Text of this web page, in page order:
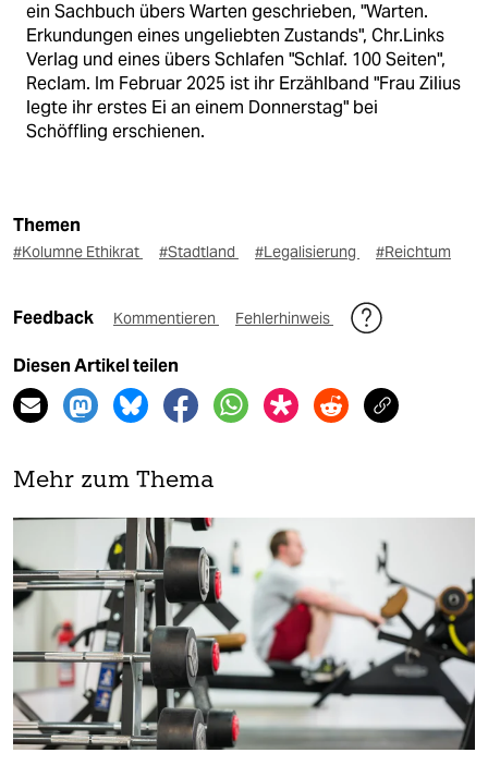
ein Sachbuch übers Warten geschrieben, "Warten.
Erkundungen eines ungeliebten Zustands", Chr.Links
Verlag und eines übers Schlafen "Schlaf. 100 Seiten",
Reclam. Im Februar 2025 ist ihr Erzählband "Frau Zilius
legte ihr erstes Ei an einem Donnerstag" bei
Schöffling erschienen.
Themen
#Kolumne Ethikrat #Stadtland #Legalisierung #Reichtum
Feedback Kommentieren Fehlerhinweis
Diesen Artikel teilen
Mehr zum Thema